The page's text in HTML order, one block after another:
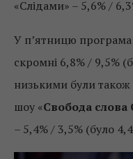
«Слідами» – 5,6% /
У п’ятницю програма
скромні 6,8% / 9,5%
низькими були також
шоу «Свобода слова
– 5,4% / 3,5% (було